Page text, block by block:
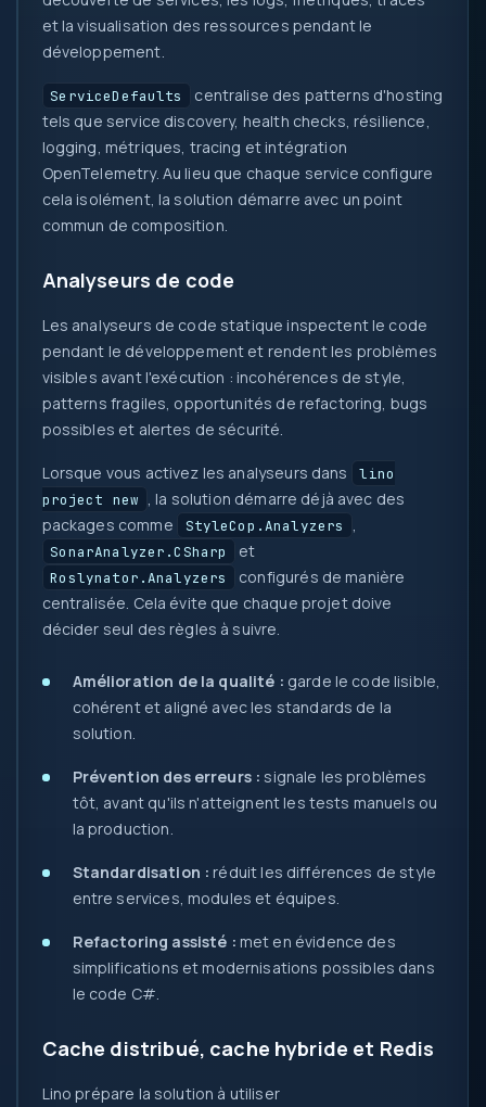
et la visualisation des ressources pendant le
développement.
ServiceDefaults
centralise des patterns d'hosting
tels que service discovery, health checks, résilience,
logging, métriques, tracing et intégration
OpenTelemetry. Au lieu que chaque service configure
cela isolément, la solution démarre avec un point
commun de composition.
Analyseurs de code
Les analyseurs de code statique inspectent le code
pendant le développement et rendent les problèmes
visibles avant l'exécution : incohérences de style,
patterns fragiles, opportunités de refactoring, bugs
possibles et alertes de sécurité.
Lorsque vous activez les analyseurs dans
lino
project new
, la solution démarre déjà avec des
packages comme
StyleCop.Analyzers
SonarAnalyzer.CSharp et
Roslynator.Analyzers
configurés de manière
centralisée. Cela évite que chaque projet doive
décider seul des règles à suivre.
Amélioration de la qualité : garde le code lisible,
cohérent et aligné avec les standards de la
solution.
Prévention des erreurs : signale les problèmes
tôt, avant qu'ils n'atteignent les tests manuels ou
la production.
Standardisation : réduit les différences de style
entre services, modules et équipes.
Refactoring assisté : met en évidence des
simplifications et modernisations possibles dans
le code C#.
Cache distribué, cache hybride et Redis
Lino prépare la solution à utiliser